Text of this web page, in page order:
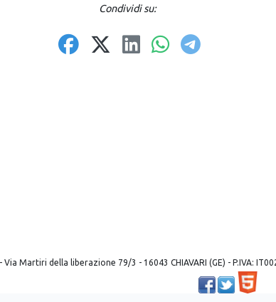
Condividi su:
Via Martiri della liberazione 79/3 - 16043 CHIAVARI (GE) - P.IVA: